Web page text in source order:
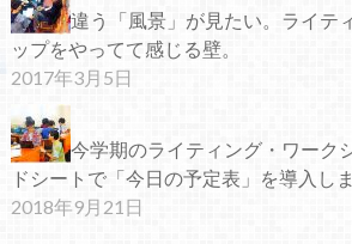
違う「風景」が見たい。ライテ
ップをやってて感じる壁。
2017年3月5日
今学期のライティング・ワーク
ドシートで「今日の予定表」を導入しま
2018年9月21日